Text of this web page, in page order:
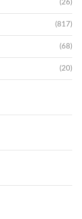
(26)
(817)
(68)
(20)